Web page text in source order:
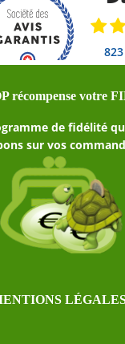
récompense votre
de fidélité
sur vos